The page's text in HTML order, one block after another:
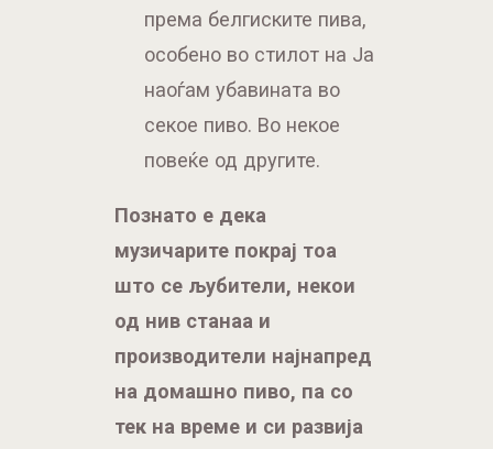
повеќе од другите.
Познато е дека
производители најнапред
на домашно пиво, па со
тек на време и си развија
свој бренд. Оваа рокенрол
приказна почна од Брус
Дикинсон од Ајрон
Мејден со неговото пиво